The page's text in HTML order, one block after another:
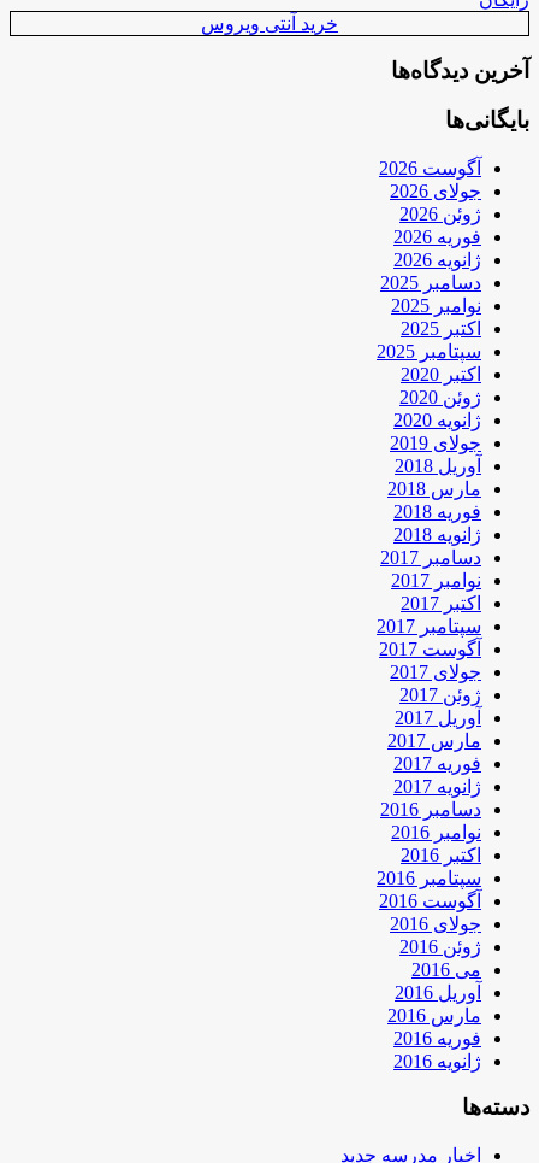
خرید آنتی ویروس
آخرین دیدگاه‌ها
بایگانی‌ها
آگوست 2026
جولای 2026
ژوئن 2026
فوریه 2026
ژانویه 2026
دسامبر 2025
نوامبر 2025
اکتبر 2025
سپتامبر 2025
اکتبر 2020
ژوئن 2020
ژانویه 2020
جولای 2019
آوریل 2018
مارس 2018
فوریه 2018
ژانویه 2018
دسامبر 2017
نوامبر 2017
اکتبر 2017
سپتامبر 2017
آگوست 2017
جولای 2017
ژوئن 2017
آوریل 2017
مارس 2017
فوریه 2017
ژانویه 2017
دسامبر 2016
نوامبر 2016
اکتبر 2016
سپتامبر 2016
آگوست 2016
جولای 2016
ژوئن 2016
می 2016
آوریل 2016
مارس 2016
فوریه 2016
ژانویه 2016
دسته‌ها
اخبار مدرسه جدید